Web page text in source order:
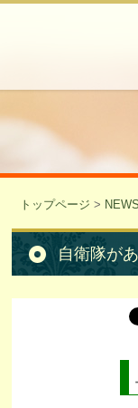
トップページ >
自衛隊が